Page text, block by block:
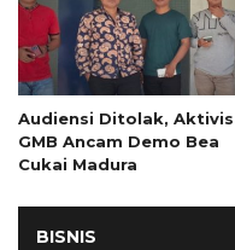
Audiensi Ditolak, Aktivis
GMB Ancam Demo Bea
Cukai Madura
BISNIS